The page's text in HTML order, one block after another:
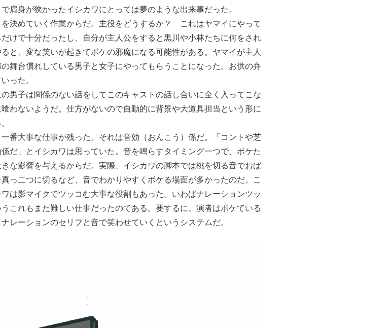
肩身が狭かったイシカワにとっては夢のような出来事だった。
決めていく作業からだ。主役をどうするか？ これはヤマイにやって
けで十分だったし、自分が主人公をすると黒川や小林たちに何をされ
と、変な笑いが起きてボケの邪魔になる可能性がある。ヤマイが主人
舞台慣れしている男子と女子にやってもらうことになった。お供の弁
った。
男子は関係のない話をしてこのキャストの話し合いに全く入ってこな
わないようだ。仕方がないので自動的に背景や大道具担当という形に
番大事な仕事が残った。それは音効（おんこう）係だ。「コントや芝
だ」とイシカワは思っていた。音を鳴らすタイミング一つで、ボケた
な影響を与えるからだ。実際、イシカワの脚本では桃を切る音でおば
っ二つに切るなど、音でわかりやすくボケる場面が多かったのだ。こ
は影マイクでツッコむ大事な役割もあった。いわばナレーションツッ
これもまた難しい仕事だったのである。要するに、演者はボケている
レーションのセリフと音で笑わせていくというシステムだ。